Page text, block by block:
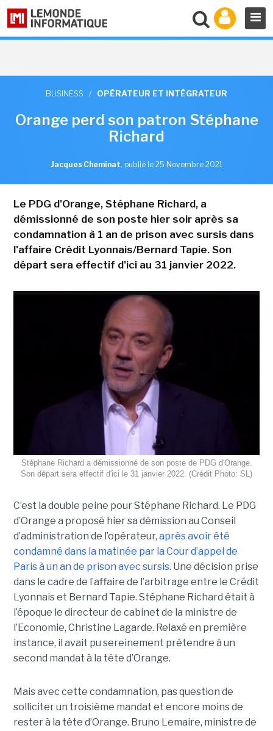
BUSINESS / OPÉRATEUR ET INTÉGRATEUR
Orange perd son patron Stéphane
Richard
Jacques Cheminat, publié le 25 Novembre 2021
Le PDG d'Orange, Stéphane Richard, a
démissionné de son poste hier soir après sa
condamnation à 1 an de prison avec sursis dans
l'affaire Crédit Lyonnais/Bernard Tapie. Son
départ sera effectif d'ici au 31 janvier 2022.
Stéphane Richard a démissionné de son poste de PDG d'Orange.
Son départ sera effectif d'ici le 31 janvier 2022. (Crédit Photo: SL)
C’est la double peine pour Stéphane Richard. Le PDG
d’Orange a proposé hier sa démission au Conseil
d’administration de l’opérateur, après avoir été
condamné dans la matinée par la Cour d’appel de
Paris à un an de prison avec sursis. Une décision prise
dans le cadre de l’affaire de l’arbitrage entre le Crédit
Lyonnais et Bernard Tapie. Stéphane Richard était à
l’époque le directeur de cabinet de la ministre de
l’Economie, Christine Lagarde. Relaxé en première
instance, il avait pu sereinement prétendre à un
second mandat à la tête d’Orange.
Mais avec cette condamnation, pas question de
solliciter un troisième mandat et encore moins de
rester à la tête d’Orange. Bruno Lemaire, ministre de